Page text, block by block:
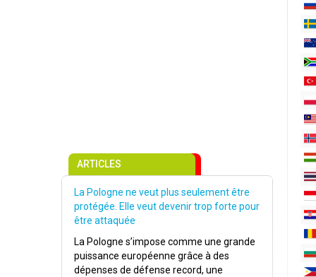
ARTICLES
La Pologne ne veut plus seulement être
protégée. Elle veut devenir trop forte pour
être attaquée
La Pologne s’impose comme une grande
puissance européenne grâce à des
dépenses de défense record, une